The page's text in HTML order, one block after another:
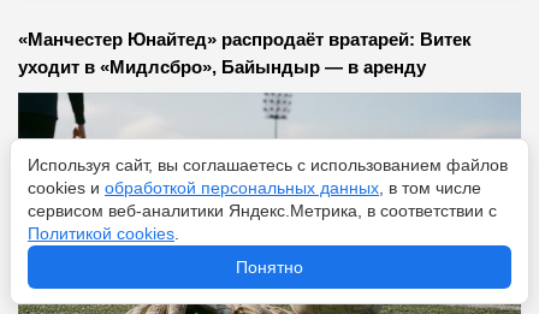
«Манчестер Юнайтед» распродаёт вратарей: Витек
уходит в «Мидлсбро», Байындыр — в аренду
Используя сайт, вы соглашаетесь с использованием файлов
cookies и обработкой персональных данных , в том числе
сервисом веб-аналитики Яндекс.Метрика, в соответствии с
Политикой cookies
Понятно